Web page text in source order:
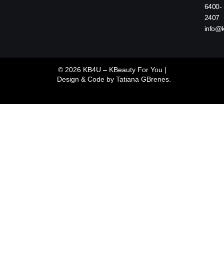
6400-
2407
© 2026 KB4U – KBeauty For You |
Design & Code by Tatiana GBrenes.